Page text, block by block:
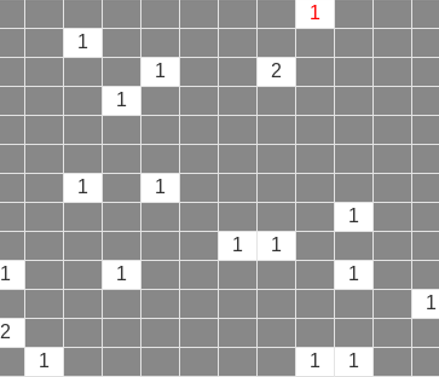
1
1
1 2
1
1 1
1
1 1
1 1 1
1
2
1 1 1